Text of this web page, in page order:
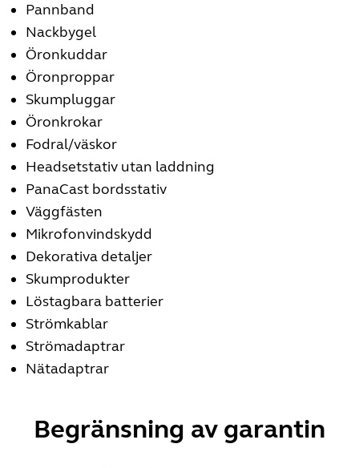
Pannband
Nackbygel
Öronkuddar
Öronproppar
Skumpluggar
Öronkrokar
Fodral/väskor
Headsetstativ utan laddning
PanaCast bordsstativ
Väggfästen
Mikrofonvindskydd
Dekorativa detaljer
Skumprodukter
Löstagbara batterier
Strömkablar
Strömadaptrar
Nätadaptrar
Begränsning av garantin